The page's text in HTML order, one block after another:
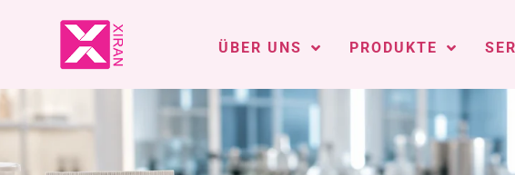
ÜBER UNS PRODUKTE